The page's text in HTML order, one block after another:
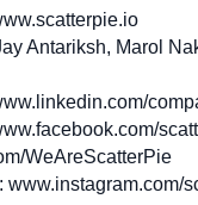
Antariksh, Marol
WeAreScatterPie
www.instagram.com/